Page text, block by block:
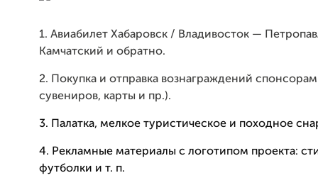
1. Авиабилет Хабаровск / Владивосток —
Камчатский и обратно.
2. Покупка и отправка вознаграждений
сувениров, карты и пр.).
3. Палатка, мелкое туристическое и походное
4. Рекламные материалы с логотипом проекта:
футболки и т. п.